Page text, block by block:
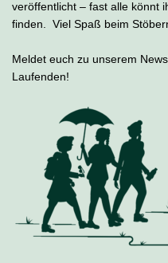
veröffentlicht – fast alle könnt
finden. Viel Spaß beim
Meldet euch zu unserem
Laufenden!